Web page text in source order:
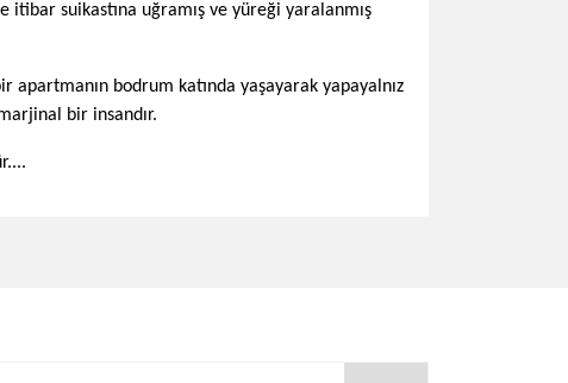
suikastına uğramış ve yüreği yaralanmış
apartmanın bodrum katında yaşayarak yapayalnız
bir insandır.